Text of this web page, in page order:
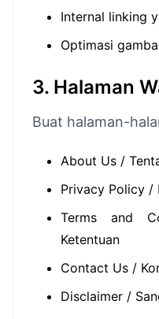
Internal linking
Optimasi
3. Halaman
Buat halaman-
About Us /
Privacy Policy /
Terms and
Ketentuan
Contact Us /
Disclaimer /